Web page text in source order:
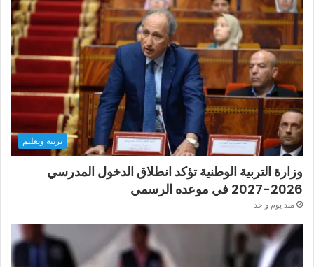
تربية وتعليم
وزارة التربية الوطنية تؤكد انطلاق الدخول المدرسي
2026-2027 في موعده الرسمي
منذ يوم واحد